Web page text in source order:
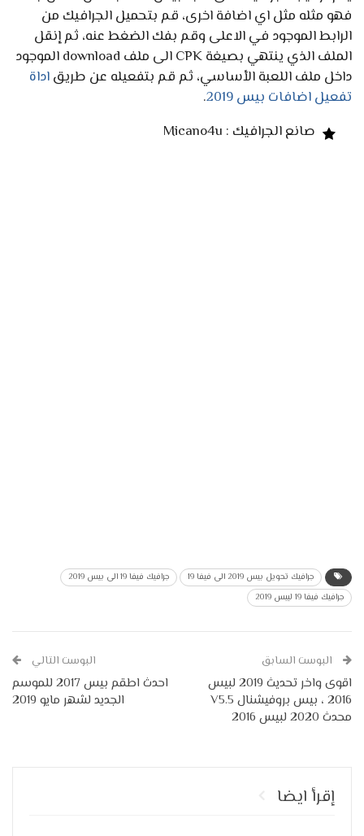
فهو مثله مثل اي اضافة اخرى، قم بتحميل الجرافيك من
الرابط الموجود في الاعلى وقم بفك الضغط عنه، ثم إنقل
الملف الذي ينتهي بصيغة CPK الى ملف download الموجود
داخل ملف اللعبة الأساسي، ثم قم بتفعيله عن طريقاداة
تفعيل اضافات بيس 2019
.
صانع الجرافيك : Micano4u
جرافيك تحويل بيس 2019 الى فيفا 19
جرافيك فيفا 19 الى بيس 2019
جرافيك فيفا 19 لبيس 2019
البوست السابق
اقوى واخر تحديث 2019 لبيس
2016 ، بيس بروفيشنال V5.5
محدث 2020 لبيس 2016
البوست التالي
احدث اطقم بيس 2017 للموسم
الجديد لشهر مايو 2019
إقرأ ايضا